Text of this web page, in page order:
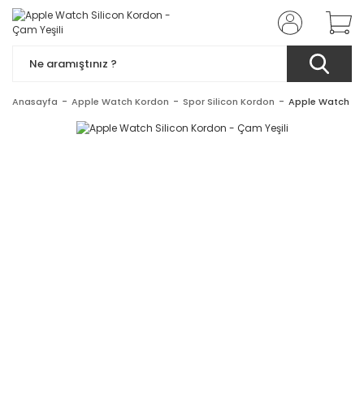
Anasayfa Apple Watch Kordon Spor Silicon Kordon Apple Watch